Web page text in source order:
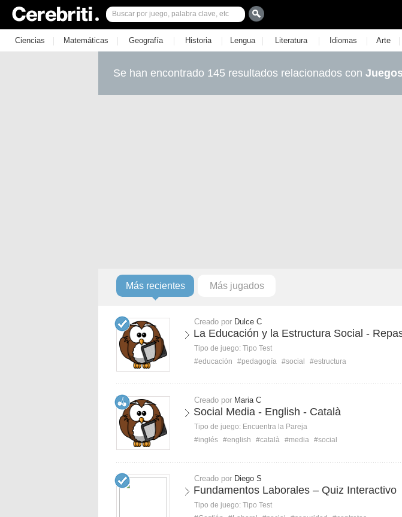
Ciencias | Matemáticas | Geografía | Historia | Lengua | Literatura | Idiomas | Arte |
Se han encontrado 145 resultados relacionados con
Más recientes Más jugados
Creado por Dulce C
La Educación y la Estructura Social -
Tipo de juego: Tipo Test
#educación
#pedagogía #social #estructura
Creado por Maria C
Social Media - English - Català
Tipo de juego: Encuentra la Pareja
#inglés #english #català #media #social
Creado por Diego S
Fundamentos Laborales – Quiz Interactivo
Tipo de juego: Tipo Test